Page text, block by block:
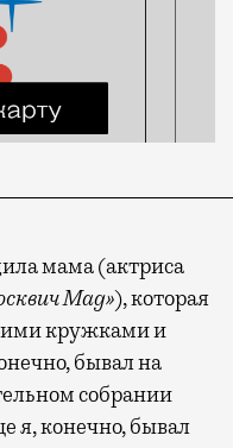
мама (актриса
Mag»), которая
кружками и
бывал на
собрании
я, конечно, бывал